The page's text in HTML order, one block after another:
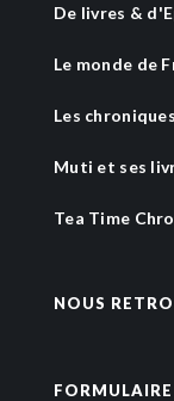
De livres &
Le monde de
Les
Muti et ses
Tea Time
NOUS